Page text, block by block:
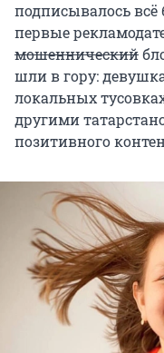
подписывалось
первые
мошеннический
шли в гору:
локальных
другими
позитивного